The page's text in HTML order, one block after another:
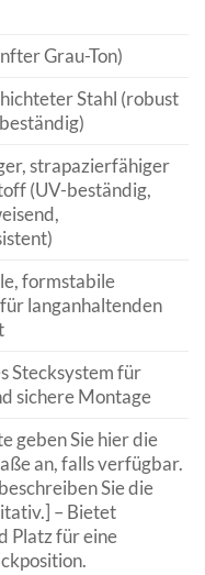
Grau-Ton)
Stahl (robust
strapazierfähiger
(UV-beständig,
formstabile
langanhaltenden
Stecksystem für
sichere Montage
geben Sie hier die
an, falls verfügbar.
Sie die
– Bietet
Platz für eine